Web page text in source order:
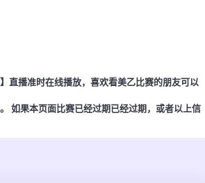
直播准时在线播放，喜欢看美乙比赛的朋友可以
如果本页面比赛已经过期已经过期，或者以上信